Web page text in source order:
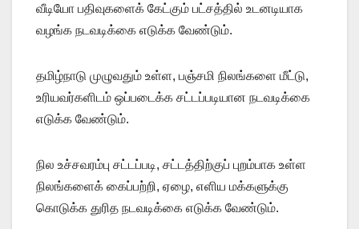
வீடியோ பதிவுகளைக் கேட்கும் பட்சத்தில் உடனடியாக
வழங்க நடவடிக்கை எடுக்க வேண்டும்.
தமிழ்நாடு முழுவதும் உள்ள, பஞ்சமி நிலங்களை மீட்டு,
உரியவர்களிடம் ஒப்படைக்க சட்டப்படியான நடவடிக்கை
எடுக்க வேண்டும்.
நில உச்சவரம்பு சட்டப்படி, சட்டத்திற்குப் புறம்பாக உள்ள
நிலங்களைக் கைப்பற்றி, ஏழை, எளிய மக்களுக்கு
கொடுக்க துரித நடவடிக்கை எடுக்க வேண்டும்.